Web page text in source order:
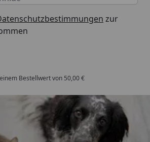
zur
Bestellwert von 50,00 €
Trusted Shops